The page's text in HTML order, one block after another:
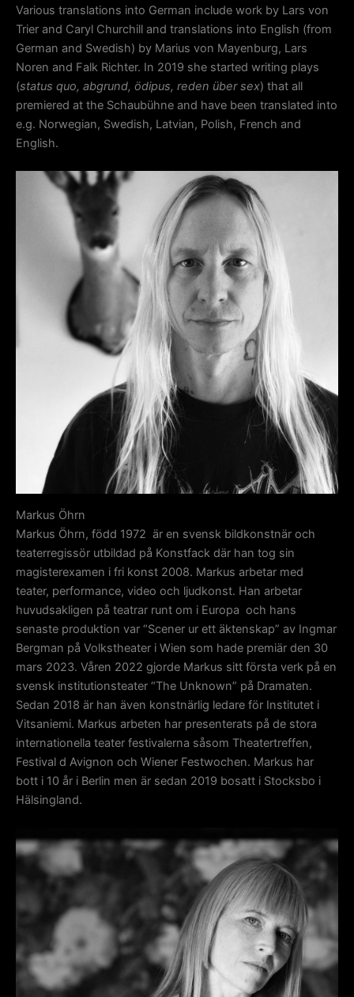
Various translations into German include work by Lars von
Trier and Caryl Churchill and translations into English (from
German and Swedish) by Marius von Mayenburg, Lars
Noren and Falk Richter. In 2019 she started writing plays
(status quo, abgrund, ödipus, reden über sex) that all
premiered at the Schaubühne and have been translated into
e.g. Norwegian, Swedish, Latvian, Polish, French and
English.
Markus Öhrn
Markus Öhrn, född 1972 är en svensk bildkonstnär och
teaterregissör utbildad på Konstfack där han tog sin
magisterexamen i fri konst 2008. Markus arbetar med
teater, performance, video och ljudkonst. Han arbetar
huvudsakligen på teatrar runt om i Europa och hans
senaste produktion var “Scener ur ett äktenskap” av Ingmar
Bergman på Volkstheater i Wien som hade premiär den 30
mars 2023. Våren 2022 gjorde Markus sitt första verk på en
svensk institutionsteater “The Unknown” på Dramaten.
Sedan 2018 är han även konstnärlig ledare för Institutet i
Vitsaniemi. Markus arbeten har presenterats på de stora
internationella teater festivalerna såsom Theatertreffen,
Festival d Avignon och Wiener Festwochen. Markus har
bott i 10 år i Berlin men är sedan 2019 bosatt i Stocksbo i
Hälsingland.